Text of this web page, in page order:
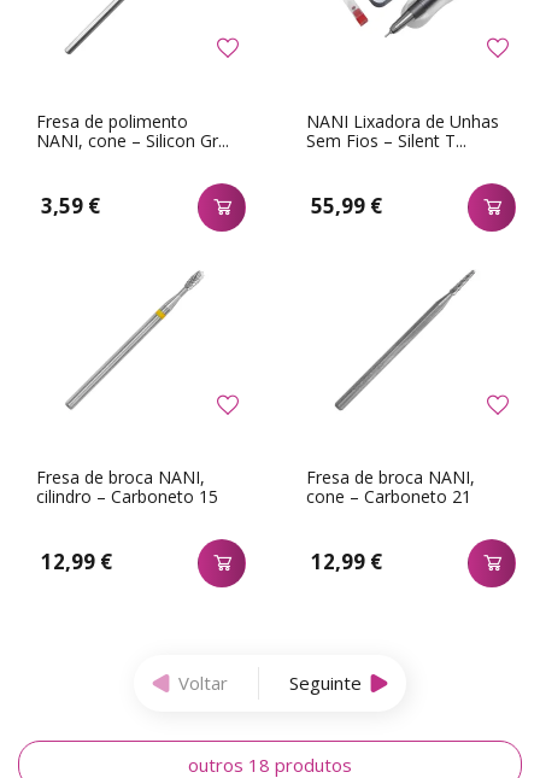
Fresa de polimento
NANI, cone – Silicon Gr...
3,59 €
NANI Lixadora de Unhas
Sem Fios – Silent T...
55,99 €
Fresa de broca NANI,
cilindro – Carboneto 15
12,99 €
Fresa de broca NANI,
cone – Carboneto 21
12,99 €
Voltar Seguinte
outros 18 produtos